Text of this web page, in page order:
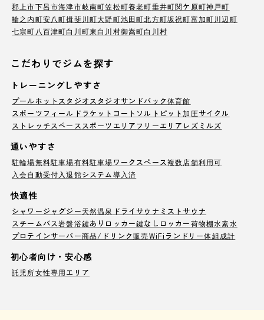
郡上市下呂市海津市岐南町笠松町養老町垂井町関ケ原町神戸町
輪之内町安八町揖斐川町大野町池田町北方町坂祝町富加町川辺町
七宗町八百津町白川町東白川村御嵩町白川村
こだわりでジムを探す
トレーニングしやすさ
プールホットスタジオスタジオサンドバック体育館
スポーツフィールド ラケットコート ソルトピット加圧サイクル
ストレッチスペーススポーツエリア フリーエリア レズミルズ
通いやすさ
駐輪場無料駐車場有料駐車場ワークスペース複数店舗利用可
入会自動受付入退館システム導入済
快適性
シャワージャグジー天然温泉 ドライサウナ ミストサウナ
スチームバス岩盤浴鍵ありロッカー鍵なしロッカー荷物棚水素水
プロテインサーバー商品/ドリンク販売WiFi ランドリー体組成計
初心者向け・安心感
託児所女性専用エリア